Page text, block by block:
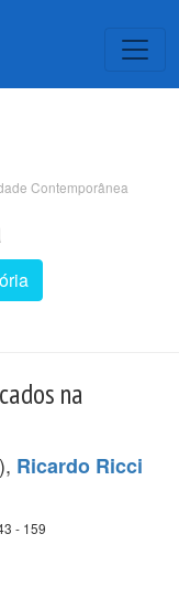
Contemporânea
na
Ricardo Ricci
- 159